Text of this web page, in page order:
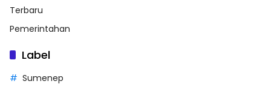
Terbaru
Pemerintahan
Label
Sumenep